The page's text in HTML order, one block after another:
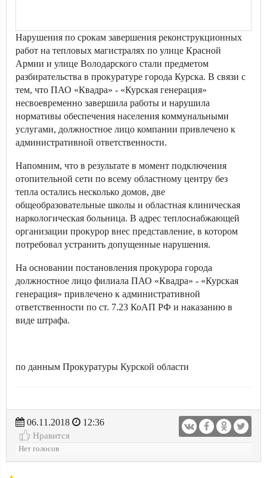
Нарушения по срокам завершения реконструкционных
работ на тепловых магистралях по улице Красной
Армии и улице Володарского стали предметом
разбирательства в прокуратуре города Курска. В связи с
тем, что ПАО «Квадра» - «Курская генерация»
несвоевременно завершила работы и нарушила
нормативы обеспечения населения коммунальными
услугами, должностное лицо компании привлечено к
административной ответственности.
Напомним, что в результате в момент подключения
отопительной сети по всему областному центру без
тепла остались несколько домов, две
общеобразовательные школы и областная клиническая
наркологическая больница. В адрес теплоснабжающей
организации прокурор внес представление, в котором
потребовал устранить допущенные нарушения.
На основании постановления прокурора города
должностное лицо филиала ПАО «Квадра» - «Курская
генерация» привлечено к административной
ответственности по ст. 7.23 КоАП РФ и наказанию в
виде штрафа.
по данным Прокуратуры Курской области
06.11.2018
12:36
Нравится
Нет голосов